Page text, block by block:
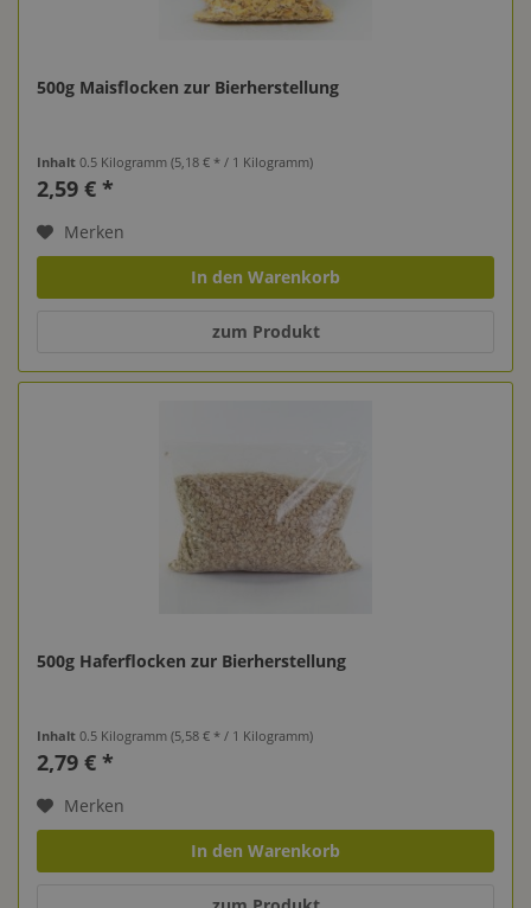
500g Maisflocken zur Bierherstellung
Inhalt0.5 Kilogramm(5,18 € * / 1 Kilogramm)
2,59 € *
Merken
In den Warenkorb
zum Produkt
500g Haferflocken zur Bierherstellung
Inhalt0.5 Kilogramm(5,58 € * / 1 Kilogramm)
2,79 € *
Merken
In den Warenkorb